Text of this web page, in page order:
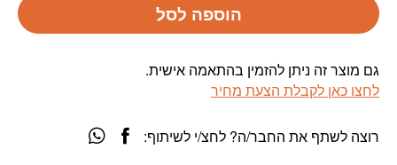
הוספה לסל
גם מוצר זה ניתן להזמין בהתאמה אישית.
לחצו כאן לקבלת הצעת מחיר
רוצה לשתף את החבר/ה? לחצ/י לשיתוף: